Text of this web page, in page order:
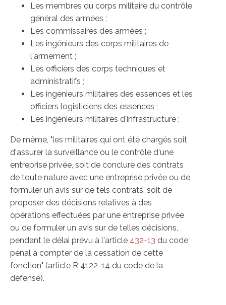
Les membres du corps militaire du contrôle
général des armées ;
Les commissaires des armées ;
Les ingénieurs des corps militaires de
l'armement ;
Les officiers des corps techniques et
administratifs ;
Les ingénieurs militaires des essences et les
officiers logisticiens des essences ;
Les ingénieurs militaires d'infrastructure ;
De même, "les militaires qui ont été chargés soit
d'assurer la surveillance ou le contrôle d'une
entreprise privée, soit de conclure des contrats
de toute nature avec une entreprise privée ou de
formuler un avis sur de tels contrats, soit de
proposer des décisions relatives à des
opérations effectuées par une entreprise privée
ou de formuler un avis sur de telles décisions,
pendant le délai prévu à l'article 432-13 du code
pénal à compter de la cessation de cette
fonction" (article R 4122-14 du code de la
défense).